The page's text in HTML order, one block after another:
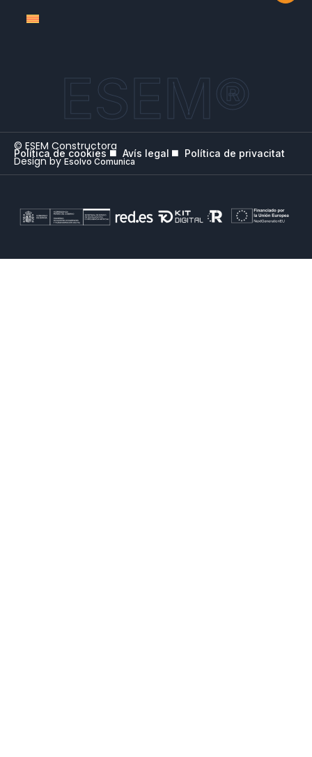
ESEM®
Design byEsolvo Comunica
Política de cookies Avís legal Política de privacitat
© ESEM Constructora